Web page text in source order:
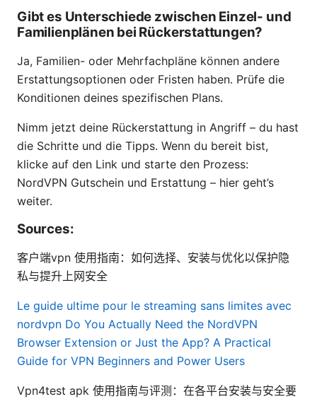
Gibt es Unterschiede zwischen Einzel- und
Familienplänen bei Rückerstattungen?
Ja, Familien- oder Mehrfachpläne können andere
Erstattungsoptionen oder Fristen haben. Prüfe die
Konditionen deines spezifischen Plans.
Nimm jetzt deine Rückerstattung in Angriff – du hast
die Schritte und die Tipps. Wenn du bereit bist,
klicke auf den Link und starte den Prozess:
NordVPN Gutschein und Erstattung – hier geht’s
weiter.
Sources:
客户端vpn 使用指南：如何选择、安装与优化以保护隐
私与提升上网安全
Le guide ultime pour le streaming sans limites avec
nordvpn Do You Actually Need the NordVPN
Browser Extension or Just the App? A Practical
Guide for VPN Beginners and Power Users
Vpn4test apk 使用指南与评测：在各平台安装与安全要